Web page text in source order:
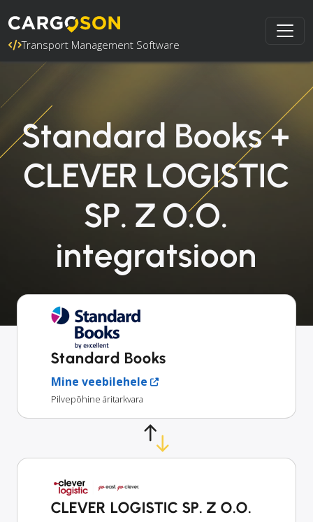
Transport Management Software
Standard Books +
CLEVER LOGISTIC
SP. Z O.O.
integratsioon
Standard Books
Mine veebilehele
Pilvepõhine äritarkvara
CLEVER LOGISTIC SP. Z O.O.